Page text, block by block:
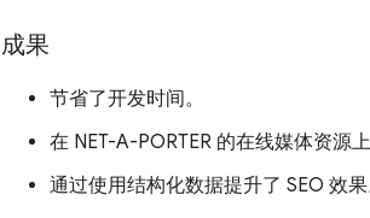
成果
节省了开发时间。
在 NET-A-PORTER 的在线媒体资源
通过使用结构化数据提升了 SEO 效果